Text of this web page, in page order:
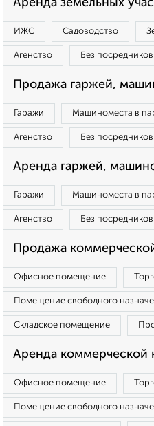
Аренда земельных
ИЖС Садоводство
Агенство Без посредников
Продажа гаржей,
Гаражи Машиноместа в
Агенство Без посредников
Аренда гаржей,
Гаражи Машиноместа в
Агенство Без посредников
Продажа
Офисное помещение
Помещение свободного
Складское помещение
Аренда коммерческой
Офисное помещение
Помещение свободного